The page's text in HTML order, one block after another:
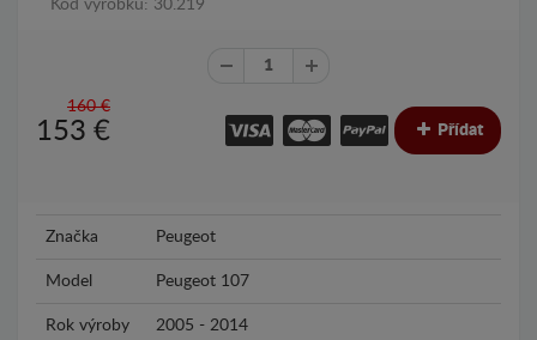
Kód výrobku: 30.219
160 €
153 € Přídat
Značka Peugeot
Model Peugeot 107
Rok výroby 2005 - 2014